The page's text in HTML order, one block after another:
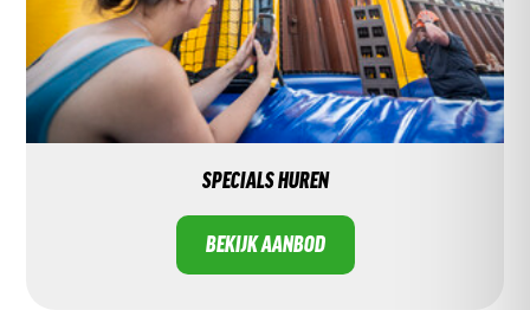
SPECIALS HUREN
BEKIJK AANBOD